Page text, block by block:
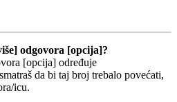
odgovora [opcija]?
[opcija] određuje
da bi taj broj trebalo povećati,
icu.